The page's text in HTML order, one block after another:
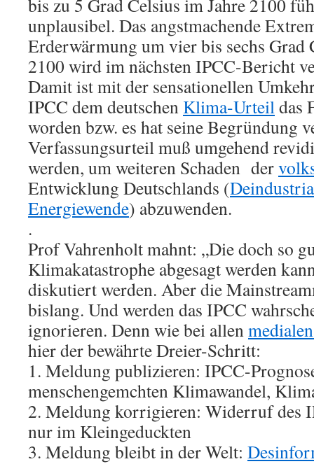
bis zu 5 Grad Celsius im Jahre 2100
unplausibel. Das angstmachende
Erderwärmung um vier bis sechs Grad
2100 wird im nächsten IPCC-Bericht
Damit ist mit der sensationellen
IPCC dem deutschen Klima-Urteildas
worden bzw. es hat seine Begründung
Verfassungsurteil muß umgehend
werden, um weiteren Schaden der
Entwicklung Deutschlands (
Energiewende) abzuwenden.
.
Prof Vahrenholt mahnt: „Die doch so
Klimakatastrophe abgesagt werden
diskutiert werden. Aber die
bislang. Und werden das IPCC
ignorieren. Denn wie bei allen
hier der bewährte Dreier-Schritt:
1. Meldung publizieren: IPCC-
menschengemchten Klimawandel,
2. Meldung korrigieren: Widerruf des
nur im Kleingeduckten
3. Meldung bleibt in der Welt: